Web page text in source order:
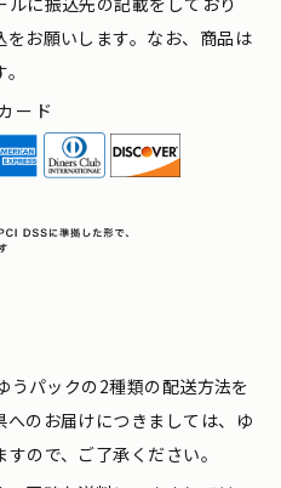
をお願いします。なお、商品は
ード
うパックの2種類の配送方法を
へのお届けにつきましては、ゆ
ので、ご了承ください。